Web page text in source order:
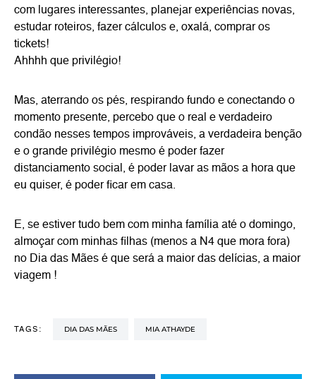
com lugares interessantes, planejar experiências novas,
estudar roteiros, fazer cálculos e, oxalá, comprar os
tickets!
Ahhhh que privilégio!
Mas, aterrando os pés, respirando fundo e conectando o
momento presente, percebo que o real e verdadeiro
condão nesses tempos improváveis, a verdadeira benção
e o grande privilégio mesmo é poder fazer
distanciamento social, é poder lavar as mãos a hora que
eu quiser, é poder ficar em casa.
E, se estiver tudo bem com minha família até o domingo,
almoçar com minhas filhas (menos a N4 que mora fora)
no Dia das Mães é que será a maior das delícias, a maior
viagem !
TAGS: DIA DAS MÃES MIA ATHAYDE